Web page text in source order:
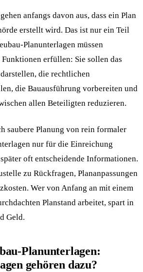
anfangs davon aus, dass ein Plan
erstellt wird. Das ist nur ein Teil
Planunterlagen müssen
erfüllen: Sie sollen das
die rechtlichen
die Bauausführung vorbereiten und
allen Beteiligten reduzieren.
saubere Planung von rein formaler
nur für die Einreichung
oft entscheidende Informationen.
zu Rückfragen, Plananpassungen
Wer von Anfang an mit einem
Planstand arbeitet, spart in
Geld.
Planunterlagen:
gehören dazu?